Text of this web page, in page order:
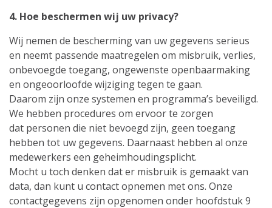
4. Hoe beschermen wij uw privacy?
Wij nemen de bescherming van uw gegevens serieus
en neemt passende maatregelen om misbruik, verlies,
onbevoegde toegang, ongewenste openbaarmaking
en ongeoorloofde wijziging tegen te gaan.
Daarom zijn onze systemen en programma’s beveiligd.
We hebben procedures om ervoor te zorgen
dat personen die niet bevoegd zijn, geen toegang
hebben tot uw gegevens. Daarnaast hebben al onze
medewerkers een geheimhoudingsplicht.
Mocht u toch denken dat er misbruik is gemaakt van
data, dan kunt u contact opnemen met ons. Onze
contactgegevens zijn opgenomen onder hoofdstuk 9